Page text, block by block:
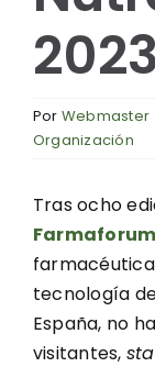
2023
Por Webmaster
Organización
Tras ocho
tecnología
España, no
visitantes,